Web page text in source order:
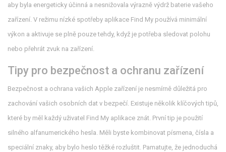
aby byla energeticky účinná a nesnižovala výrazně výdrž baterie vašeho
zařízení. V režimu nízké spotřeby aplikace Find My používá minimální
výkon a aktivuje se plně pouze tehdy, když je potřeba sledovat polohu
nebo přehrát zvuk na zařízení.
Tipy pro bezpečnost a ochranu zařízení
Bezpečnost a ochrana vašich Apple zařízení je nesmírně důležitá pro
zachování vašich osobních dat v bezpečí. Existuje několik klíčových tipů,
které by měl každý uživatel Find My aplikace znát. První tip je použití
silného alfanumerického hesla. Měli byste kombinovat písmena, čísla a
speciální znaky, aby bylo heslo těžké rozluštit. Pamatujte, že jednoduchá